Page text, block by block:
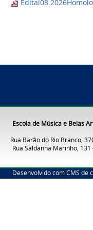
Escola de Música e Belas
Rua Barão do Rio Branco,
Rua Saldanha Marinho, 131
Desenvolvido com CMS de